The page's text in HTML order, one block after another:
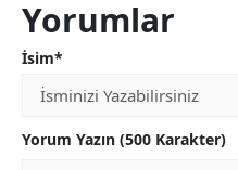
Yorumlar
İsim*
Yorum Yazın (500 Karakter)